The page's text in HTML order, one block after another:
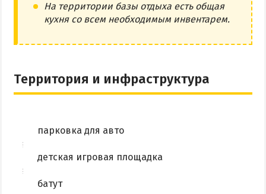
На территории базы отдыха есть общая
кухня со всем необходимым инвентарем.
Территория и инфраструктура
парковка для авто
детская игровая площадка
батут